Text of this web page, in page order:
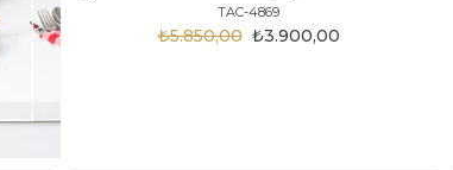
TAC-3817
₺3.250,00
₺4.350,00